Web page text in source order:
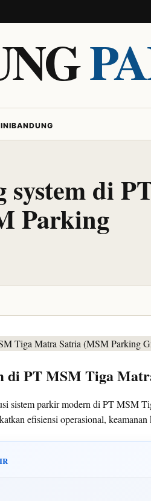
BANDUNG
system di
Parking
di PT MSM Tiga
sistem parkir modern di PT MSM
efisiensi operasional,